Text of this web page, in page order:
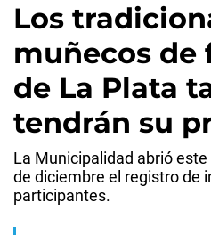
Los
muñecos de
de La Plata
tendrán su
La Municipalidad abrió
de diciembre el registro de
participantes.